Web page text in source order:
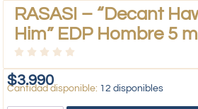
RASASI – “Decant
Him” EDP Hombre 5 ml
$3.990 12 disponibles